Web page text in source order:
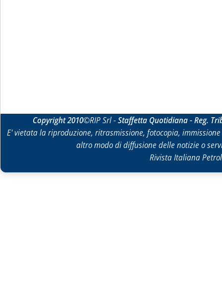
Copyright 2010©RIP Srl -Staffetta Quotidiana - Reg.
E' vietata la riproduzione, ritrasmissione, fotocopia,
altro modo di diffusione delle notizie o
Rivista Italiana